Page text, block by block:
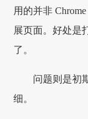
用的并非
展页面。好处是
了。
问题则是初
细。